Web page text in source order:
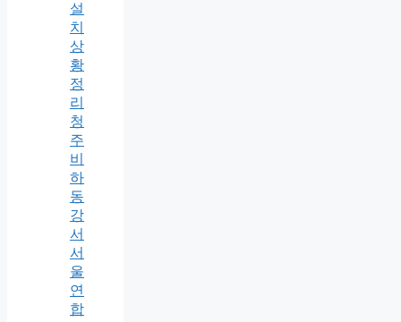
설
치
상
황
정
리
청
주
비
하
동
강
서
서
울
연
합